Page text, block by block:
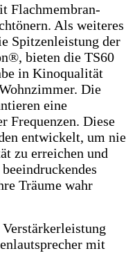
Flachmembran-
Als weiteres
Spitzenleistung der
bieten die TS60
in Kinoqualität
Die
eine
Frequenzen. Diese
entwickelt, um nie
zu erreichen und
Träume wahr
mit